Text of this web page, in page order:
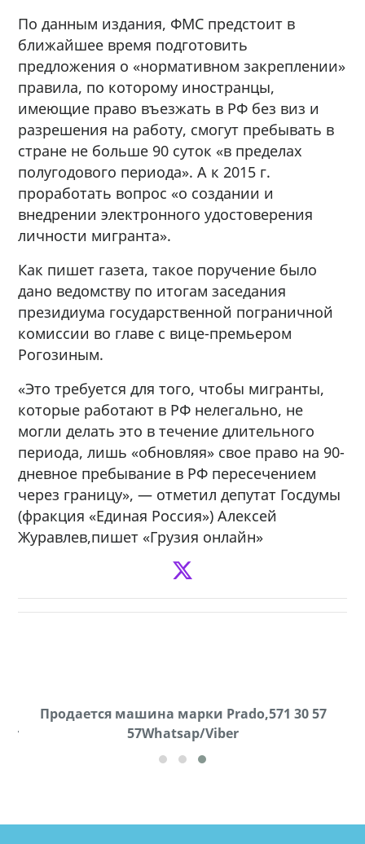
По данным издания, ФМС предстоит в
ближайшее время подготовить
предложения о «нормативном закреплении»
правила, по которому иностранцы,
имеющие право въезжать в РФ без виз и
разрешения на работу, смогут пребывать в
стране не больше 90 суток «в пределах
полугодового периода». А к 2015 г.
проработать вопрос «о создании и
внедрении электронного удостоверения
личности мигранта».
Как пишет газета, такое поручение было
дано ведомству по итогам заседания
президиума государственной пограничной
комиссии во главе с вице-премьером
Рогозиным.
«Это требуется для того, чтобы мигранты,
которые работают в РФ нелегально, не
могли делать это в течение длительного
периода, лишь «обновляя» свое право на 90-
дневное пребывание в РФ пересечением
через границу», — отметил депутат Госдумы
(фракция «Единая Россия») Алексей
Журавлев,пишет «Грузия онлайн»
Продается машина марки Prado,571 30 57
57Whatsap/Viber